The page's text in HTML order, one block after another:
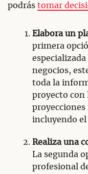
podrás tomar
Elabora un
primera
negocios,
toda la
proyecto con
proyecciones
incluyendo
Realiza una
La segunda
profesional